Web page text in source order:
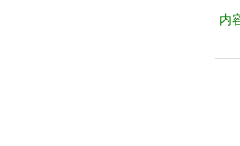
内